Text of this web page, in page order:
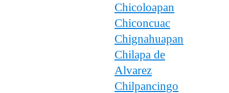
Chicoloapan
Chiconcuac
Chignahuapan
Chilapa de
Alvarez
Chilpancingo